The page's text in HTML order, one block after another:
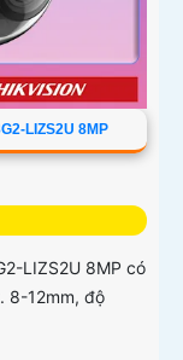
LIZS2U 8MP
LIZS2U 8MP có
8-12mm, độ